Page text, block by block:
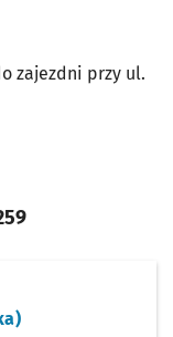
zajezdni przy ul.